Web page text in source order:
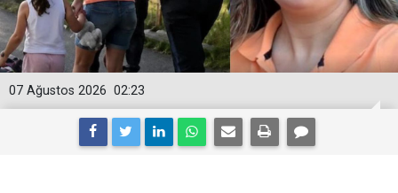
02:23
07 Ağustos 2026